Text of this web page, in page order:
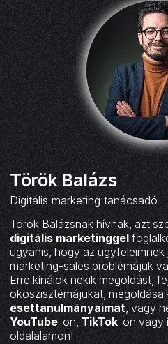
Török Balázs
Digitális marketing tanácsadó
Török Balázsnak hívnak, azt
digitális marketinggel
ugyanis, hogy az ügyfeleimnek
marketing-sales problémájuk
Erre kínálok nekik megoldást,
ökoszisztémájukat,
esettanulmányaimat, vagy
YouTube-on, TikTok-on vagy
oldalalamon!